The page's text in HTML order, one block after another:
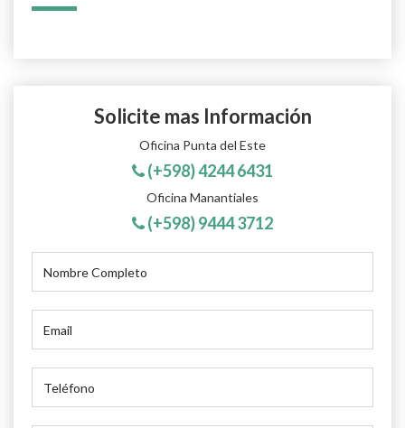
Solicite mas Información
Oficina Punta del Este
(+598) 4244 6431
Oficina Manantiales
(+598) 9444 3712